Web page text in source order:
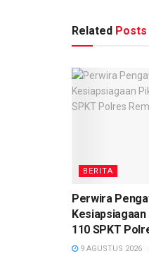
Related Posts
BERITA
Perwira
110 SPKT
9 AGUSTUS 2026